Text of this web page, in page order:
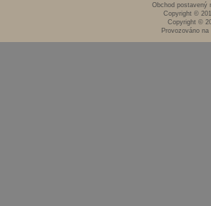
Obchod postavený
Copyright ©
Copyright ©
Provozováno